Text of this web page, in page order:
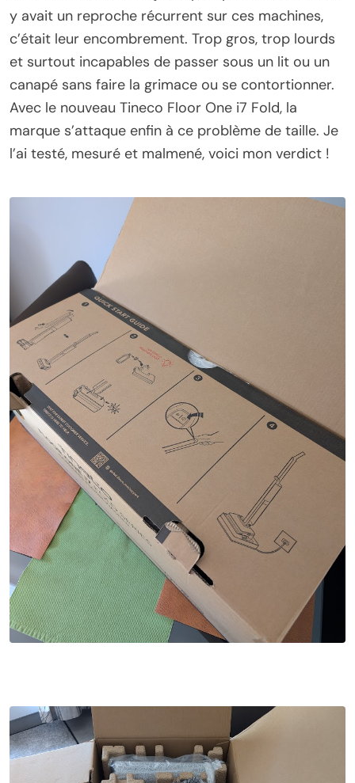
y avait un reproche récurrent sur ces machines,
c’était leur encombrement. Trop gros, trop lourds
et surtout incapables de passer sous un lit ou un
canapé sans faire la grimace ou se contortionner.
Avec le nouveau Tineco Floor One i7 Fold, la
marque s’attaque enfin à ce problème de taille. Je
l’ai testé, mesuré et malmené, voici mon verdict !